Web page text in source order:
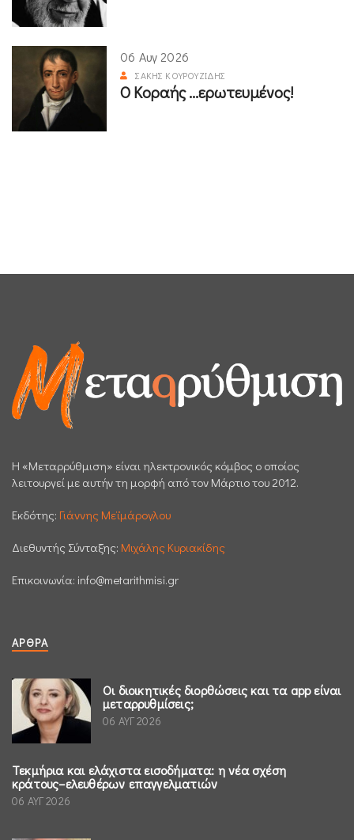
06 Αυγ 2026
ΣΆΚΗΣ ΚΟΥΡΟΥΖΊΔΗΣ
Ο Κοραής ...ερωτευμένος!
H «Μεταρρύθμιση» είναι ηλεκτρονικός κόμβος ο οποίος
λειτουργεί με αυτήν τη μορφή από τον Μάρτιο του 2012.
Εκδότης: Γιάννης Μεϊμάρογλου
Διεθυντής Σύνταξης: Μιχάλης Κυριακίδης
Επικοινωνία: info@metarithmisi.gr
ΆΡΘΡΑ
Οι διοικητικές διορθώσεις και τα app είναι
μεταρρυθμίσεις;
06 ΑΥΓ 2026
Τεκμήρια και ελάχιστα εισοδήματα: η νέα σχέση
κράτους–ελευθέρων επαγγελματιών
06 ΑΥΓ 2026